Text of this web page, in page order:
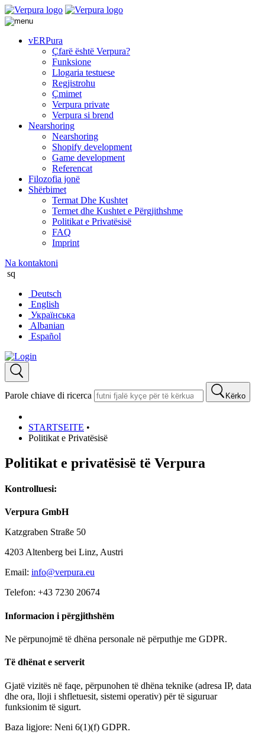
vERPura
Çfarë është Verpura?
Funksione
Llogaria testuese
Regjistrohu
Çmimet
Verpura private
Verpura si brend
Nearshoring
Nearshoring
Shopify development
Game development
Referencat
Filozofia jonë
Shërbimet
Termat Dhe Kushtet
Termet dhe Kushtet e Përgjithshme
Politikat e Privatësisë
FAQ
Imprint
Na kontaktoni
sq
Deutsch
English
Українська
Albanian
Español
Parole chiave di ricerca Kërko
STARTSEITE •
Politikat e Privatësisë
Politikat e privatësisë të Verpura
Kontrolluesi:
Verpura GmbH
Katzgraben Straße 50
4203 Altenberg bei Linz, Austri
Email: info@verpura.eu
Telefon: +43 7230 20674
Informacion i përgjithshëm
Ne përpunojmë të dhëna personale në përputhje me GDPR.
Të dhënat e serverit
Gjatë vizitës në faqe, përpunohen të dhëna teknike (adresa IP, data
dhe ora, lloji i shfletuesit, sistemi operativ) për të siguruar
funksionim të sigurt.
Baza ligjore: Neni 6(1)(f) GDPR.